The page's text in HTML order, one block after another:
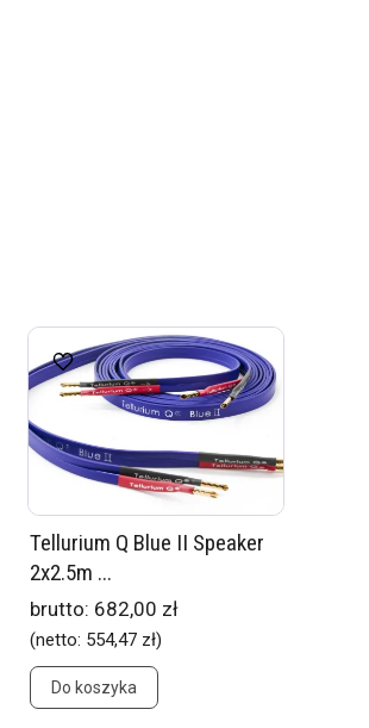
Tellurium Q Blue II Speaker
2x2.5m ...
brutto: 682,00 zł
(netto: 554,47 zł)
Do koszyka